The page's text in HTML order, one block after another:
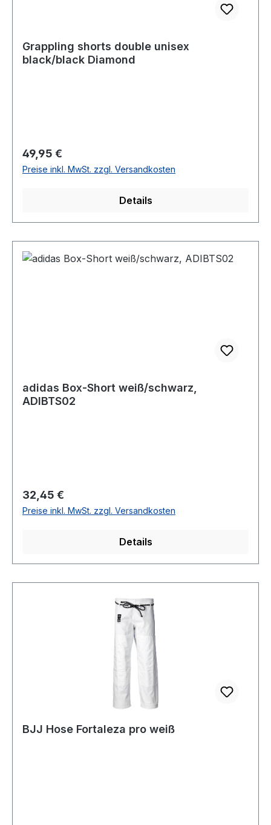
Grappling shorts double unisex
black/black Diamond
Regulärer Preis:
49,95 €
Preise inkl. MwSt. zzgl. Versandkosten
Details
adidas Box-Short weiß/schwarz,
ADIBTS02
Regulärer Preis:
32,45 €
Preise inkl. MwSt. zzgl. Versandkosten
Details
BJJ Hose Fortaleza pro weiß